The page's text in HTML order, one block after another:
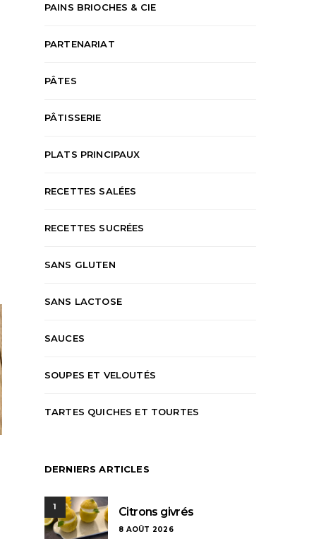
KAREN 3 AOÛT 2026
PAINS BRIOCHES & CIE
PARTENARIAT
PÂTES
PÂTISSERIE
PLATS PRINCIPAUX
RECETTES SALÉES
RECETTES SUCRÉES
SANS GLUTEN
SANS LACTOSE
SAUCES
SOUPES ET VELOUTÉS
TARTES QUICHES ET TOURTES
DERNIERS ARTICLES
1 Citrons givrés
8 AOÛT 2026